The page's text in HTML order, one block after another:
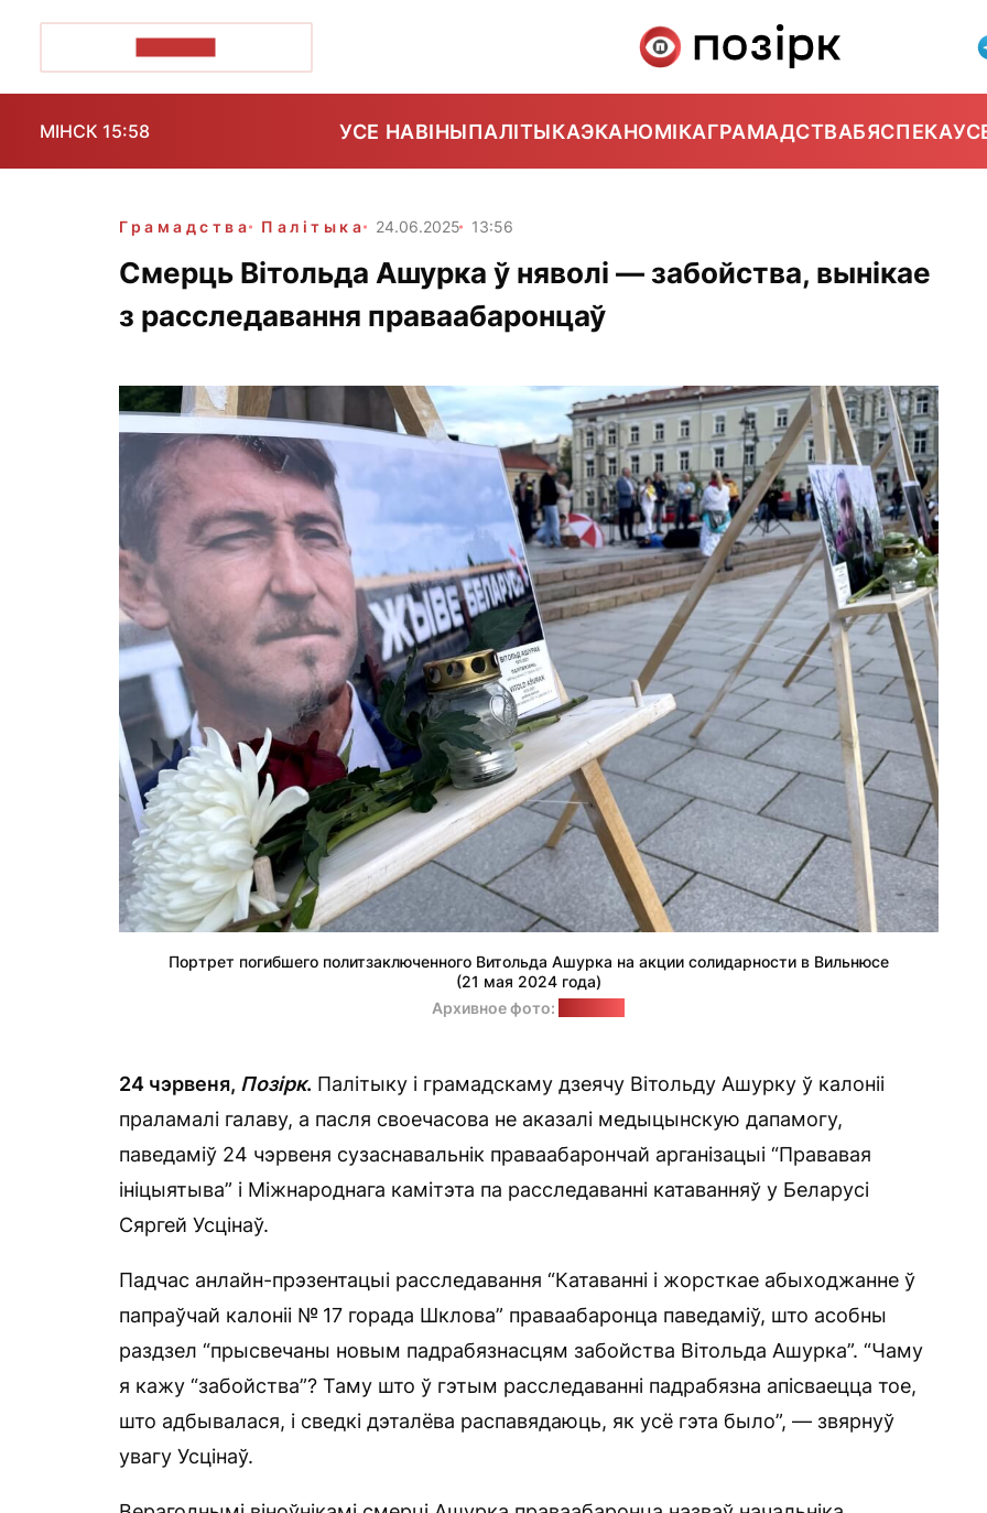
МІНСК 15:58 УСЕ НАВІНЫПАЛІТЫКАЭКАНОМІКАГРАМАДСТВАБЯСПЕКА
Грамадства Палітыка 24.06.2025 13:56
Смерць Вітольда Ашурка ў няволі — забойства, вынікае
з расследавання праваабаронцаў
Портрет погибшего политзаключенного Витольда Ашурка на акции солидарности в Вильнюсе
(21 мая 2024 года)
Архивное фото:
24 чэрвеня, Позірк. Палітыку і грамадскаму дзеячу Вітольду Ашурку ў калоніі
праламалі галаву, а пасля своечасова не аказалі медыцынскую дапамогу,
паведаміў 24 чэрвеня сузаснавальнік праваабарончай арганізацыі “Прававая
ініцыятыва” і Міжнароднага камітэта па расследаванні катаванняў у Беларусі
Сяргей Усцінаў.
Падчас анлайн-прэзентацыі расследавання “Катаванні і жорсткае абыходжанне ў
папраўчай калоніі № 17 горада Шклова” праваабаронца паведаміў, што асобны
раздзел “прысвечаны новым падрабязнасцям забойства Вітольда Ашурка”. “Чаму
я кажу “забойства”? Таму што ў гэтым расследаванні падрабязна апісваецца тое,
што адбывалася, і сведкі дэталёва распавядаюць, як усё гэта было”, — звярнуў
увагу Усцінаў.